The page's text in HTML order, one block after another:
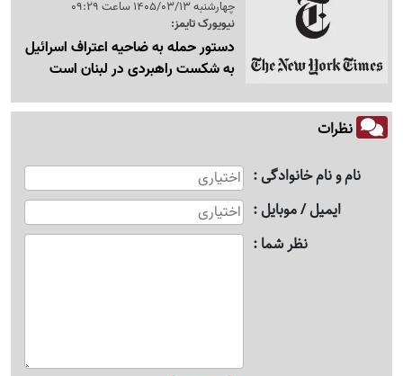
چهارشنبه 1405/03/13 ساعت 09:29
نیویورک تایمز:
دستور حمله به ضاحیه اعتراف اسرائیل
به شکست راهبردی در لبنان است
نظرات
نام و نام خانوادگی
ایمیل / موبایل
نظر شما